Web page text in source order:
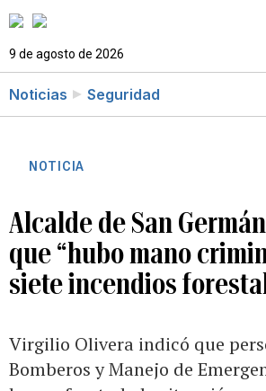
9 de agosto de 2026
Noticias Seguridad
NOTICIA
Alcalde de San
que “hubo mano
siete incendios
Virgilio Olivera indicó que
Bomberos y Manejo de